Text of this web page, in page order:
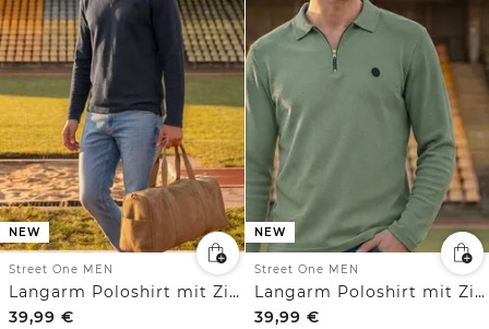
NEW
Street One MEN
Langarm Poloshirt mit Zipperdetail
39,99 €
NEW
Street One MEN
Langarm Poloshirt mit Zipperdetail
39,99 €